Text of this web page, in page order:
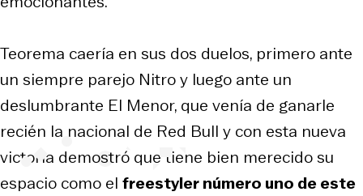
Teorema caería en sus dos duelos, primero ante
un siempre parejo Nitro y luego ante un
deslumbrante El Menor, que venía de ganarle
recién la nacional de Red Bull y con esta nueva
victoria demostró que tiene bien merecido su
espacio como el freestyler número uno de este